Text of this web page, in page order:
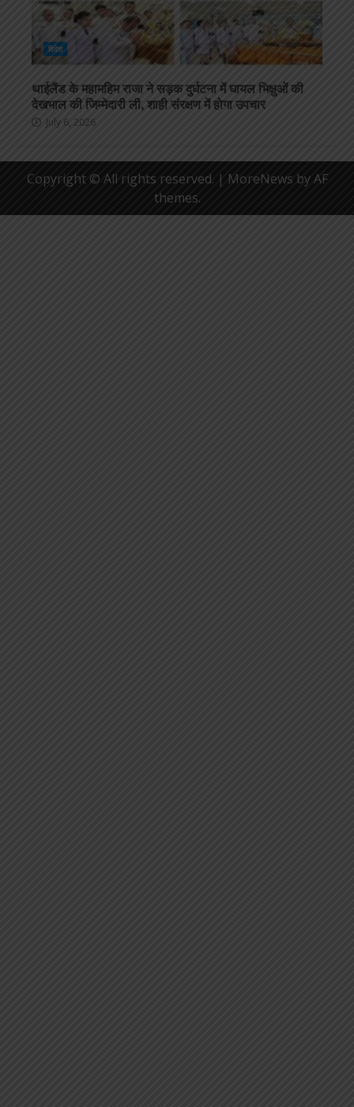
विदेश
थाईलैंड के महामहिम राजा ने सड़क दुर्घटना में घायल भिक्षुओं की
देखभाल की जिम्मेदारी ली, शाही संरक्षण में होगा उपचार
July 6, 2026
Copyright © All rights reserved. | MoreNews by AF
themes.